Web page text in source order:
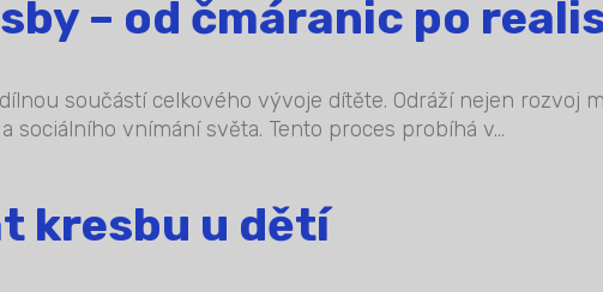
– od čmáranic po
součástí celkového vývoje dítěte. Odráží nejen rozvoj
vnímání světa. Tento proces probíhá v...
kresbu u dětí